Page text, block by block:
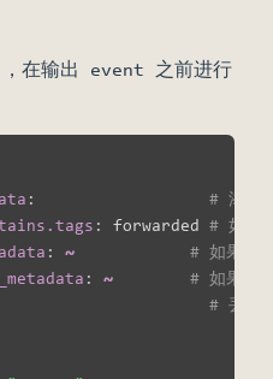
在输出 event 之前进行
:
# 添加
: forwarded # 如果
: ~
# 如果存
: ~
# 如果存
# 丢弃